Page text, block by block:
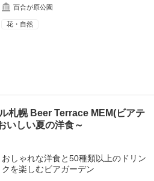
百合が原公園
花・自然
札幌 Beer Terrace MEM(ビアテ
いしい夏の洋食～
おしゃれな洋食と50種類以上のドリン
クを楽しむビアガーデン